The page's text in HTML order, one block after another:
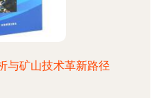
与矿山技术革新路径